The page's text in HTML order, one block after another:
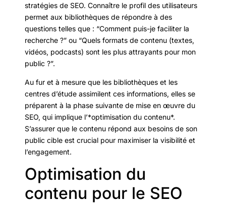
stratégies de SEO. Connaître le profil des utilisateurs
permet aux bibliothèques de répondre à des
questions telles que : “Comment puis-je faciliter la
recherche ?” ou “Quels formats de contenu (textes,
vidéos, podcasts) sont les plus attrayants pour mon
public ?”.
Au fur et à mesure que les bibliothèques et les
centres d’étude assimilent ces informations, elles se
préparent à la phase suivante de mise en œuvre du
SEO, qui implique l’*optimisation du contenu*.
S’assurer que le contenu répond aux besoins de son
public cible est crucial pour maximiser la visibilité et
l’engagement.
Optimisation du
contenu pour le SEO